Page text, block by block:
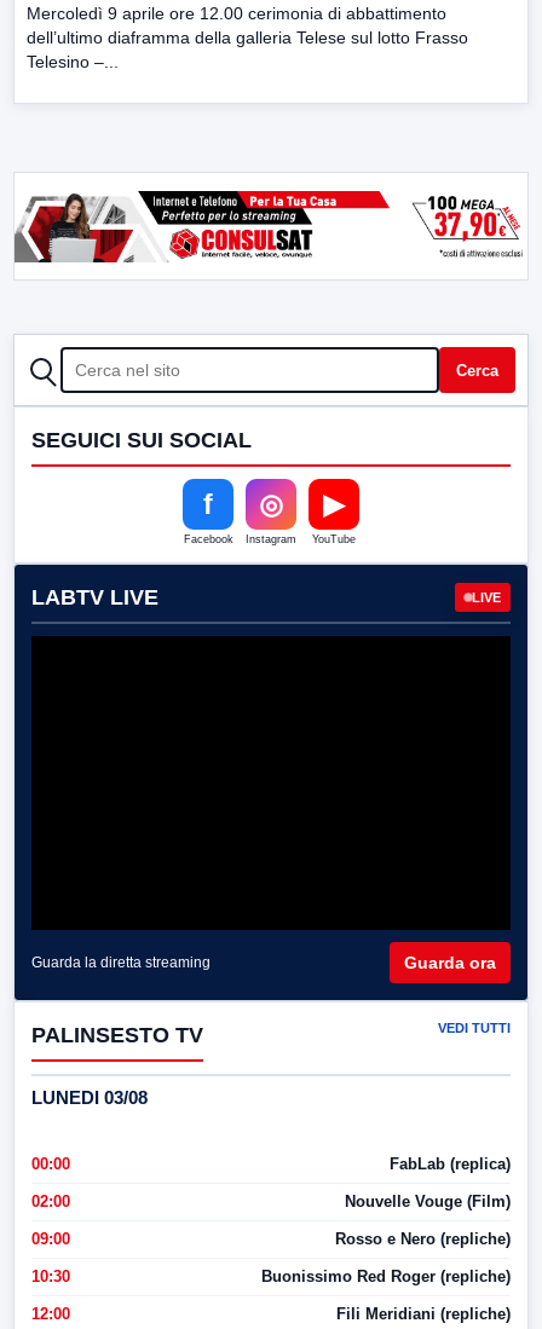
Mercoledì 9 aprile ore 12.00 cerimonia di abbattimento
dell’ultimo diaframma della galleria Telese sul lotto Frasso
Telesino –...
CERCA Cerca
SEGUICI SUI SOCIAL
f
Facebook
◎
Instagram
▶
YouTube
LABTV LIVE LIVE
Guarda la diretta streaming Guarda ora
PALINSESTO TV VEDI TUTTI
LUNEDI 03/08
00:00 FabLab (replica)
02:00 Nouvelle Vouge (Film)
09:00 Rosso e Nero (repliche)
10:30 Buonissimo Red Roger (repliche)
12:00 Fili Meridiani (repliche)